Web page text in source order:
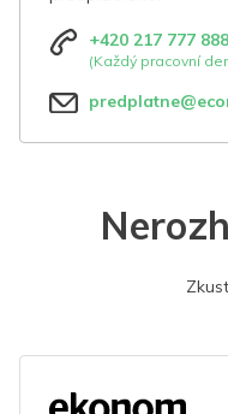
+420 217 777 888
(Každý pracovní